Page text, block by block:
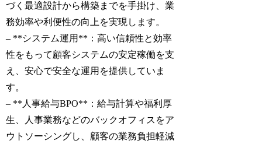
づく最適設計から構築までを手掛け、業
務効率や利便性の向上を実現します。
– **システム運用**：高い信頼性と効率
性をもって顧客システムの安定稼働を支
え、安心で安全な運用を提供していま
す。
– **人事給与BPO**：給与計算や福利厚
生、人事業務などのバックオフィスをア
ウトソーシングし、顧客の業務負担軽減